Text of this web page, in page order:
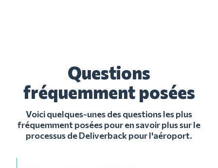
Questions
fréquemment posées
Voici quelques-unes des questions les plus
fréquemment posées pour en savoir plus sur le
processus de Deliverback pour l'aéroport.